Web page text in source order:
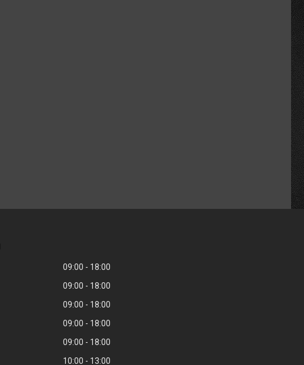
09:00
18:00
09:00
18:00
09:00
18:00
09:00
18:00
09:00
18:00
10:00 13:00